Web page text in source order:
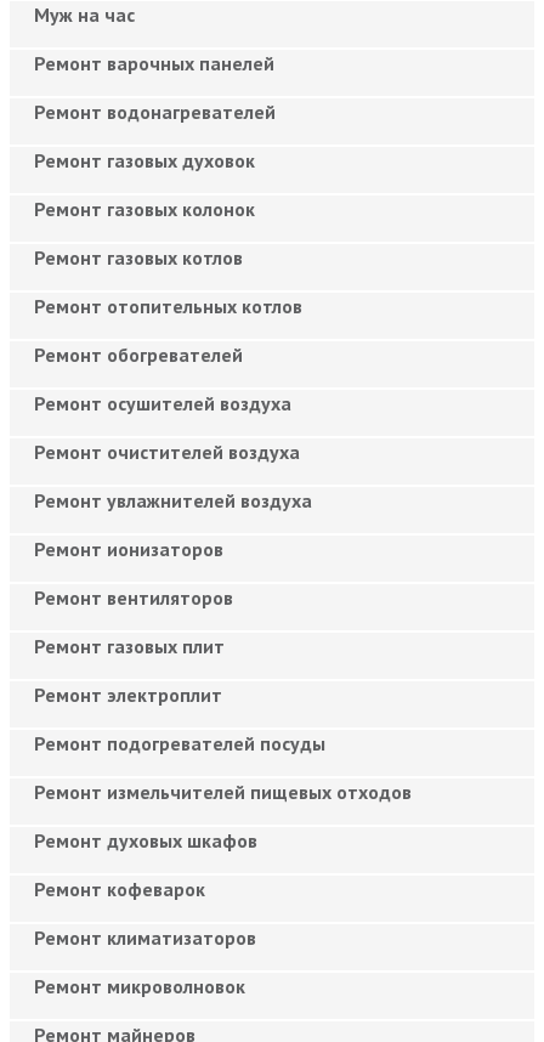
Муж на час
Ремонт варочных панелей
Ремонт водонагревателей
Ремонт газовых духовок
Ремонт газовых колонок
Ремонт газовых котлов
Ремонт отопительных котлов
Ремонт обогревателей
Ремонт осушителей воздуха
Ремонт очистителей воздуха
Ремонт увлажнителей воздуха
Ремонт ионизаторов
Ремонт вентиляторов
Ремонт газовых плит
Ремонт электроплит
Ремонт подогревателей посуды
Ремонт измельчителей пищевых отходов
Ремонт духовых шкафов
Ремонт кофеварок
Ремонт климатизаторов
Ремонт микроволновок
Ремонт майнеров